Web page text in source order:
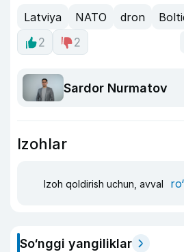
Latviya NATO dron
2
2
Sardor Nurmatov
Izohlar
Izoh qoldirish uchun, avval
So‘nggi yangiliklar